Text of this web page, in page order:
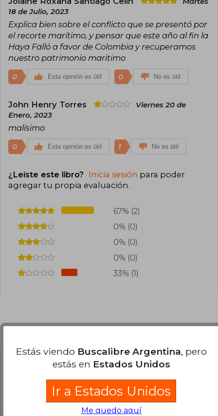
18 de Julio, 2023
Explica bien sobre el conflicto que se presentó por
el recorte marítimo, y pensar que este año al fin la
Haya Falló a favor de Colombia y recuperamos
nuestro patrimonio maritimo
0 Esta opinión es útil 0 No es útil
John Henry Torres
Viernes 20 de
Enero, 2023
malísimo
0 Esta opinión es útil 1 No es útil
¿Leíste este libro? Inicia sesión para poder
agregar tu propia evaluación.
67% (2)
0% (0)
0% (0)
0% (0)
33% (1)
Preguntas frecuentes sobre el libro
¿El libro es original?
Todos los libros de nuestro
catálogo son Originales.
Estás viendo Buscalibre Argentina, pero
estás en Estados Unidos
Ir a Estados Unidos
Me quedo aquí